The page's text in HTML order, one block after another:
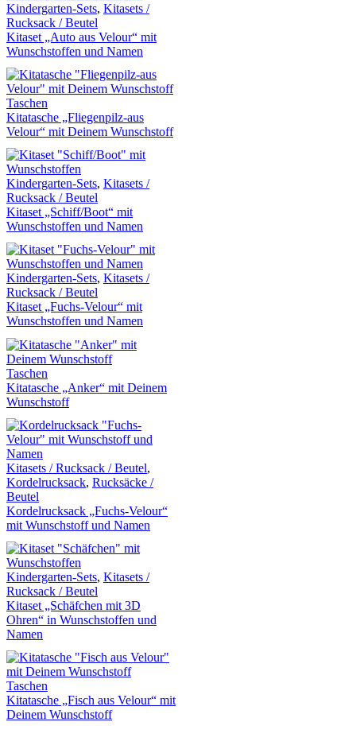
Kindergarten-Sets, Kitasets /
Rucksack / Beutel
Kitaset „Auto aus Velour“ mit
Wunschstoffen und Namen
Taschen
Kitatasche „Fliegenpilz-aus
Velour“ mit Deinem Wunschstoff
Kindergarten-Sets, Kitasets /
Rucksack / Beutel
Kitaset „Schiff/Boot“ mit
Wunschstoffen und Namen
Kindergarten-Sets, Kitasets /
Rucksack / Beutel
Kitaset „Fuchs-Velour“ mit
Wunschstoffen und Namen
Taschen
Kitatasche „Anker“ mit Deinem
Wunschstoff
Kitasets / Rucksack / Beutel,
Kordelrucksack, Rucksäcke /
Beutel
Kordelrucksack „Fuchs-Velour“
mit Wunschstoff und Namen
Kindergarten-Sets, Kitasets /
Rucksack / Beutel
Kitaset „Schäfchen mit 3D
Ohren“ in Wunschstoffen und
Namen
Taschen
Kitatasche „Fisch aus Velour“ mit
Deinem Wunschstoff